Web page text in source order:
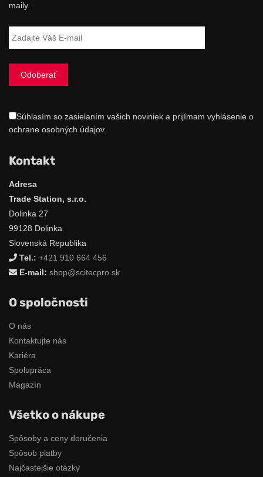
maily.
Súhlasím so zasielaním vašich noviniek a prijímam vyhlásenie o
ochrane osobných údajov.
Kontakt
Adresa
Trade Station, s.r.o.
Dolinka 27
99128 Dolinka
Slovenská Republika
Tel.: +421 910 664 456
E-mail: shop@scitecpro.sk
O spoločnosti
O nás
Kontaktujte nás
Kariéra
Spolupráca
Magazín
Všetko o nákupe
Spôsoby a ceny doručenia
Spôsob platby
Najčastejšie otázky